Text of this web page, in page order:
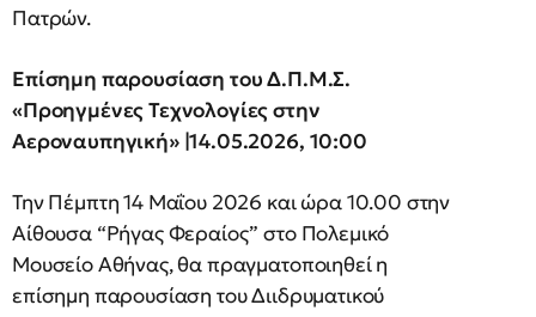
Πατρών.
Επίσημη παρουσίαση του Δ.Π.Μ.Σ.
«Προηγμένες Τεχνολογίες στην
Αεροναυπηγική» |14.05.2026, 10:00
Την Πέμπτη 14 Μαΐου 2026 και ώρα 10.00 στην
Αίθουσα “Ρήγας Φεραίος” στο Πολεμικό
Μουσείο Αθήνας, θα πραγματοποιηθεί η
επίσημη παρουσίαση του Διιδρυματικού